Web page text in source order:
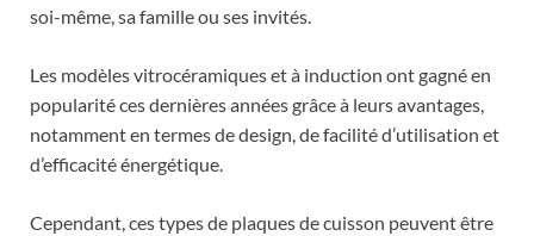
soi-même, sa famille ou ses invités.
Les modèles vitrocéramiques et à induction ont gagné en
popularité ces dernières années grâce à leurs avantages,
notamment en termes de design, de facilité d’utilisation et
d’efficacité énergétique.
Cependant, ces types de plaques de cuisson peuvent être